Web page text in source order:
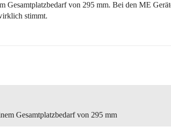
von 295 mm. Bei den ME
stimmt.
Gesamtplatzbedarf von 295 mm